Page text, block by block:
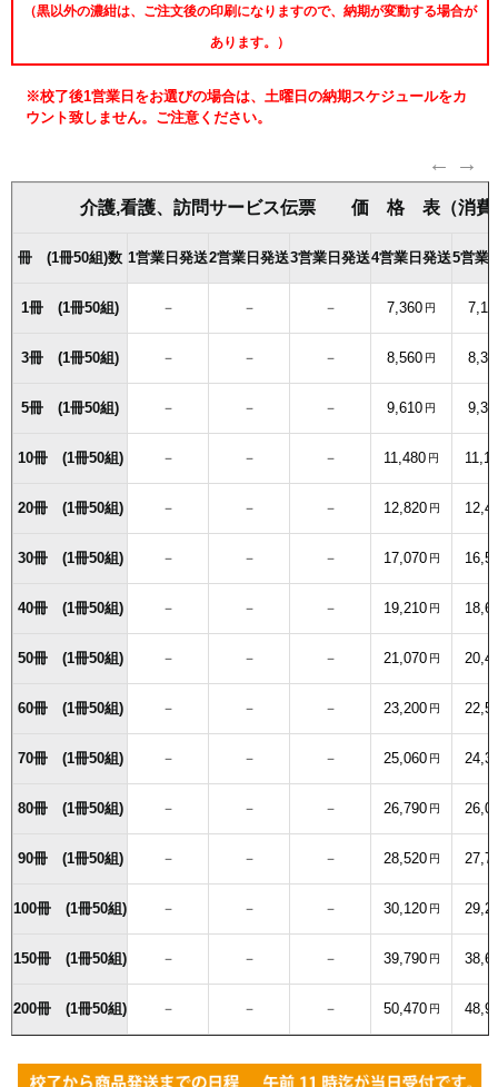
（黒以外の濃紺は、ご注文後の印刷になりますので、納期が変動する場合が
あります。）
※校了後1営業日をお選びの場合は、土曜日の納期スケジュールをカ
ウント致しません。ご注意ください。
介護,看護、訪問サービス伝票 価 格 表（消費
冊 (1冊50組)数 1営業日発送2営業日発送3営業日発送4営業日発送5営業
1冊 (1冊50組) － － － 7,360 円
3冊 (1冊50組) － － － 8,560 円
5冊 (1冊50組) － － － 9,610 円
10冊 (1冊50組) － － － 11,480 円
20冊 (1冊50組) － － － 12,820 円
30冊 (1冊50組) － － － 17,070 円
40冊 (1冊50組) － － － 19,210 円
50冊 (1冊50組) － － － 21,070 円
60冊 (1冊50組) － － － 23,200 円
70冊 (1冊50組) － － － 25,060 円
80冊 (1冊50組) － － － 26,790 円
90冊 (1冊50組) － － － 28,520 円
100冊 (1冊50組) － － － 30,120 円
150冊 (1冊50組) － － － 39,790 円
200冊 (1冊50組) － － － 50,470 円